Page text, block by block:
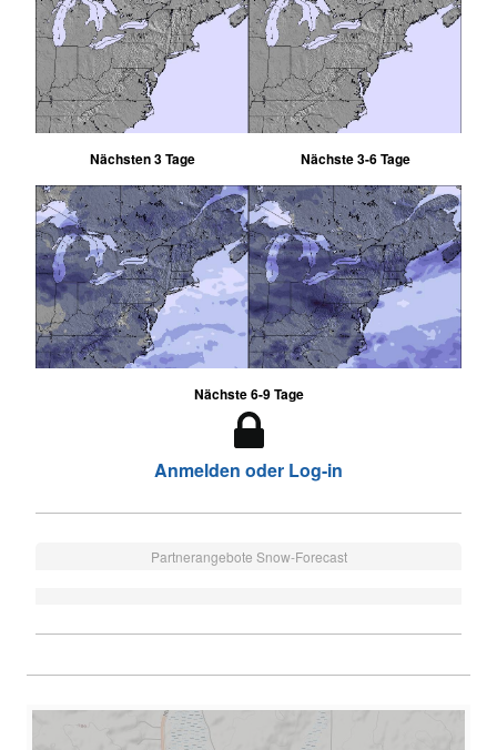
Nächsten 3 Tage Nächste 3-6 Tage
Nächste 6-9 Tage
Anmelden oder Log-in
Partnerangebote Snow-Forecast